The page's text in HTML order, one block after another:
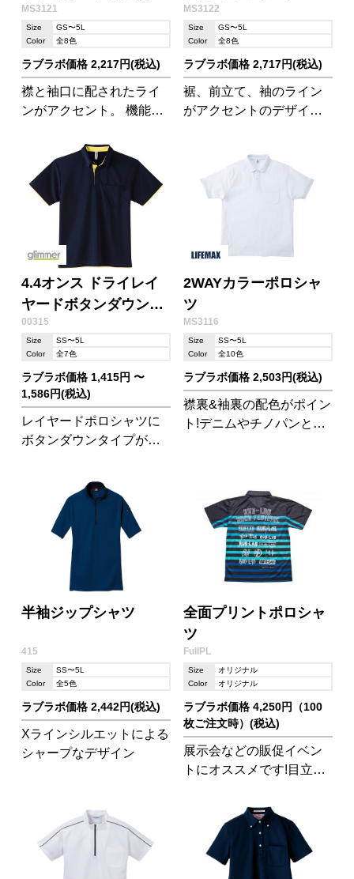
ジン加工)
MS3121
Size
GS〜5L
Color
全8色
ラブラボ価格 2,217円(税込)
襟と袖口に配されたライ
ンがアクセント。 機能性
ポロ」シリーズ
MS3122
Size
GS〜5L
Color
全8色
ラブラボ価格 2,717円(税込)
裾、前立て、袖のライン
がアクセントのデザイン
シリーズ
4.4オンス ドライレイ
ヤードボタンダウンポ
ロシャツ(ポケット付)
00315
Size
SS〜5L
Color
全7色
ラブラボ価格 1,415円 〜
1,586円(税込)
レイヤードポロシャツに
ボタンダウンタイプが登
2WAYカラーポロシャ
ツ
MS3116
Size
SS〜5L
Color
全10色
ラブラボ価格 2,503円(税込)
襟裏&袖裏の配色がポイン
ト!デニムやチノパンとの
半袖ジップシャツ
415
Size
SS〜5L
Color
全5色
ラブラボ価格 2,442円(税込)
Xラインシルエットによる
シャープなデザイン
全面プリントポロシャ
ツ
FullPL
Size
オリジナル
Color
オリジナル
ラブラボ価格 4,250円（100
枚ご注文時）(税込)
展示会などの販促イベン
トにオススメです!目立つ